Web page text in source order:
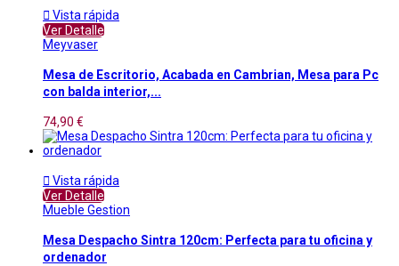
 Vista rápida
Ver Detalle
Meyvaser
Mesa de Escritorio, Acabada en Cambrian, Mesa para Pc
con balda interior,...
74,90 €
 Vista rápida
Ver Detalle
Mueble Gestion
Mesa Despacho Sintra 120cm: Perfecta para tu oficina y
ordenador